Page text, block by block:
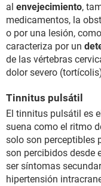
al envejecimiento,
medicamentos, la
o por una lesión,
caracteriza por un
de las vértebras
dolor severo
Tinnitus pulsátil
El tinnitus pulsátil es
suena como el ritmo
solo son perceptibles
son percibidos desde
ser síntomas
hipertensión